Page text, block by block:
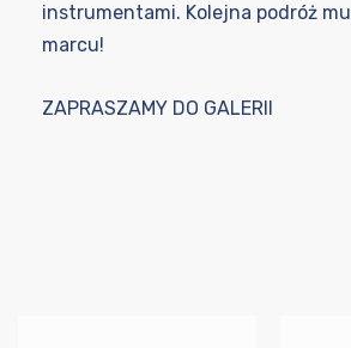
instrumentami. Kolejna podróż
marcu!
ZAPRASZAMY DO GALERII